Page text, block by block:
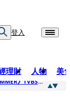
登入
理財 人物 美
邊看偶像邊拚韓國行 《2026 SBS歌謠大戰SUMMER》TVBS直播祭追星福利